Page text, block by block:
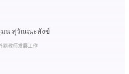
น สุวัณณะสังข์
籍教师发展工作